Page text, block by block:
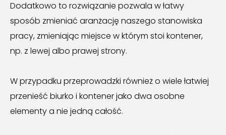
Dodatkowo to rozwiązanie pozwala w łatwy
sposób zmieniać aranżację naszego stanowiska
pracy, zmieniając miejsce w którym stoi kontener,
np. z lewej albo prawej strony.
W przypadku przeprowadzki również o wiele łatwiej
przenieść biurko i kontener jako dwa osobne
elementy a nie jedną całość.